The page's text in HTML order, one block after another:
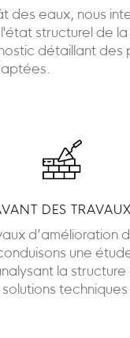
des eaux, nous
structurel de
détaillant des
DES TRAVAUX
d’amélioration
une
la